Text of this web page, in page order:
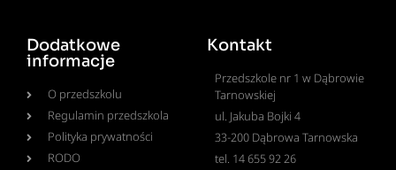
Dodatkowe
informacje
O przedszkolu
Regulamin przedszkola
Polityka prywatności
RODO
Kontakt
Przedszkole nr 1 w Dąbrowie
Tarnowskiej
ul. Jakuba Bojki 4
33-200 Dąbrowa Tarnowska
tel. 14 655 92 26